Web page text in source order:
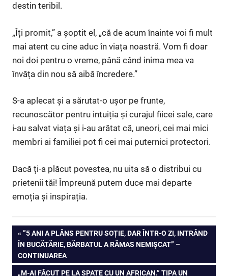
destin teribil.
„Îți promit,” a șoptit el, „că de acum înainte voi fi mult
mai atent cu cine aduc în viața noastră. Vom fi doar
noi doi pentru o vreme, până când inima mea va
învăța din nou să aibă încredere.”
S-a aplecat și a sărutat-o ușor pe frunte,
recunoscător pentru intuiția și curajul fiicei sale, care
i-au salvat viața și i-au arătat că, uneori, cei mai mici
membri ai familiei pot fi cei mai puternici protectori.
Dacă ți-a plăcut povestea, nu uita să o distribui cu
prietenii tăi! Împreună putem duce mai departe
emoția și inspirația.
Navigare
în
PREVIOUS
POST:
”5 ANI A PLÂNS PENTRU SOȚIE, DAR ÎNTR-O ZI, INTRÂND
ÎN BUCĂTĂRIE, BĂRBATUL A RĂMAS NEMIȘCAT” –
CONTINUAREA
NEXT
„M-AI FĂCUT PE LA SPATE CU UN AFRICAN.” ȚIPA UN